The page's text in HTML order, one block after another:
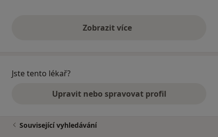
Zobrazit vícevýše uvedené názory
Jste tento lékař?
Upravit nebo spravovat profil
Související vyhledávání